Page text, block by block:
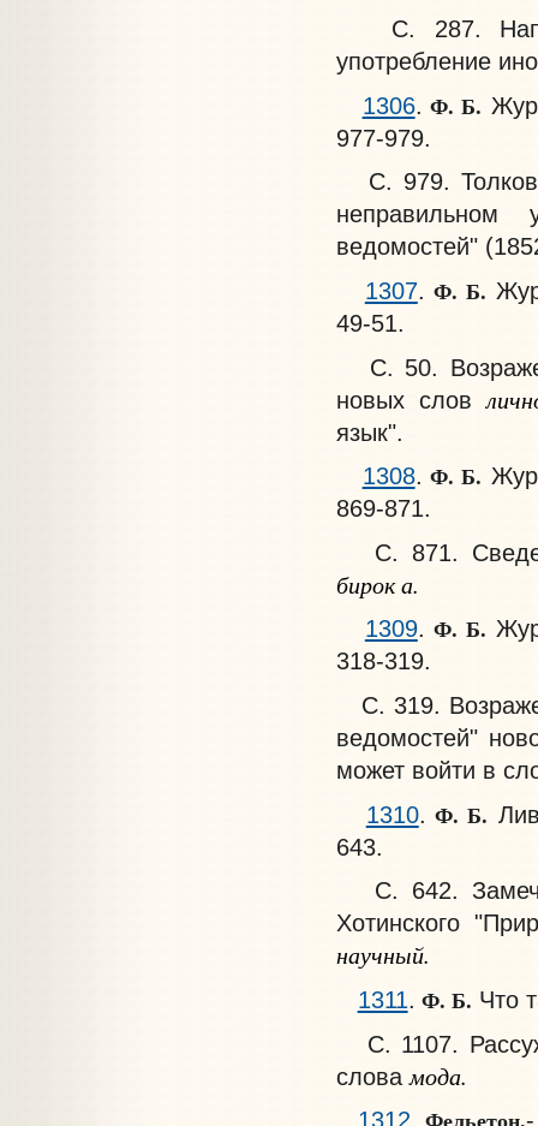
С. 287.
употребление
1306. Ф. Б.
977-979.
С. 979.
ведомостей"
1307. Ф. Б.
49-51.
С. 50.
новых слов
язык".
1308. Ф. Б.
869-871.
С. 871.
бирок а.
1309. Ф. Б.
318-319.
С. 319.
ведомостей"
может войти в
1310. Ф. Б.
643.
С. 642.
Хотинского
научный.
1311. Ф. Б. Что
С. 1107.
слова мода.
1312.
-